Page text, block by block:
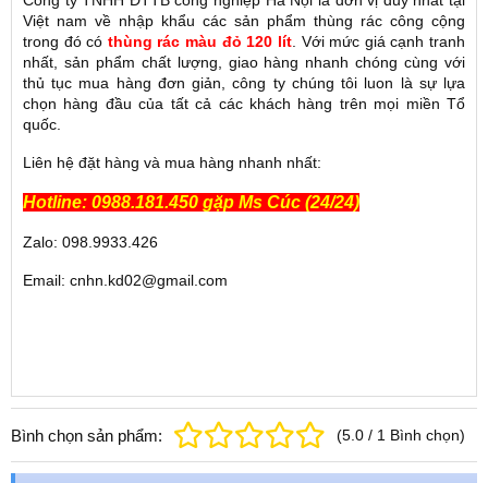
Việt nam về nhập khẩu các sản phẩm thùng rác công cộng
trong đó có thùng rác màu đỏ 120 lít. Với mức giá cạnh tranh
nhất, sản phẩm chất lượng, giao hàng nhanh chóng cùng với
thủ tục mua hàng đơn giản, công ty chúng tôi luon là sự lựa
chọn hàng đầu của tất cả các khách hàng trên mọi miền Tổ
quốc.
Liên hệ đặt hàng và mua hàng nhanh nhất:
Hotline: 0988.181.450 gặp Ms Cúc (24/24)
Zalo: 098.9933.426
Email: cnhn.kd02@gmail.com
Bình chọn sản phẩm: (5.0 / 1 Bình chọn)